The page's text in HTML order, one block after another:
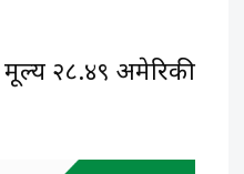
मूल्य २८.४९ अमेरिकी